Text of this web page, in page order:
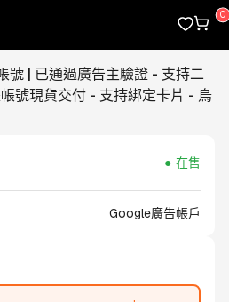
號 | 已通過廣告主驗證 - 支持二
號現貨交付 - 支持綁定卡片 - 烏
在售
Google廣告帳戶